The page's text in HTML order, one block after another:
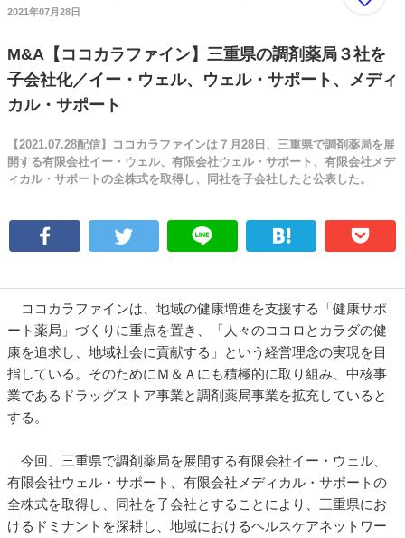
2021年07月28日
M&A【ココカラファイン】三重県の調剤薬局３社を
子会社化／イー・ウェル、ウェル・サポート、メディ
カル・サポート
【2021.07.28配信】ココカラファインは７月28日、三重県で調剤薬局を展
開する有限会社イー・ウェル、有限会社ウェル・サポート、有限会社メデ
ィカル・サポートの全株式を取得し、同社を子会社したと公表した。
ココカラファインは、地域の健康増進を支援する「健康サポ
ート薬局」づくりに重点を置き、「人々のココロとカラダの健
康を追求し、地域社会に貢献する」という経営理念の実現を目
指している。そのためにＭ＆Ａにも積極的に取り組み、中核事
業であるドラッグストア事業と調剤薬局事業を拡充していると
する。
今回、三重県で調剤薬局を展開する有限会社イー・ウェル、
有限会社ウェル・サポート、有限会社メディカル・サポートの
全株式を取得し、同社を子会社とすることにより、三重県にお
けるドミナントを深耕し、地域におけるヘルスケアネットワー